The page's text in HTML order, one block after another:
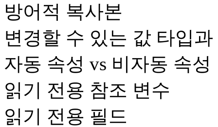
방어적 복사본
변경할 수 있는 값 타입
자동 속성 vs 비자동 속성
읽기 전용 참조 변수
읽기 전용 필드